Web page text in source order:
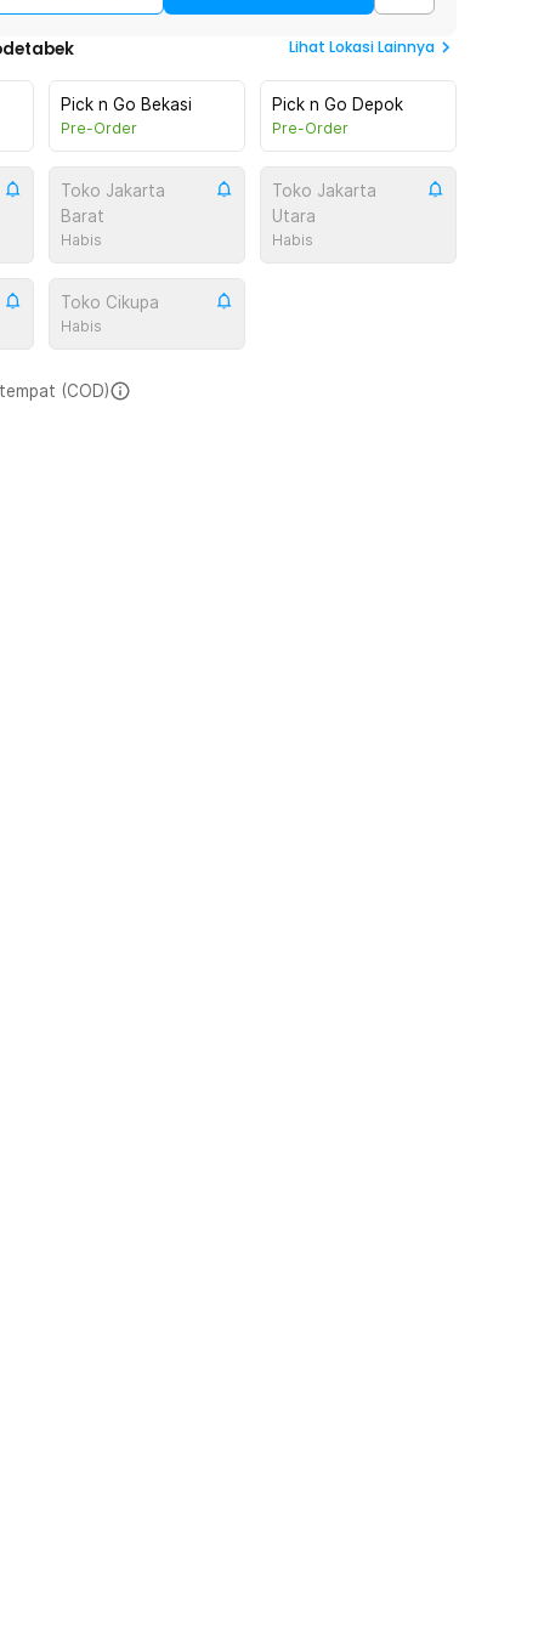
Lihat Lokasi Lainnya
Pick n Go Bekasi
Pre-Order
Pick n Go Depok
Pre-Order
Toko Jakarta
Barat
Habis
Toko Jakarta
Utara
Habis
Toko Cikupa
Habis
(COD)